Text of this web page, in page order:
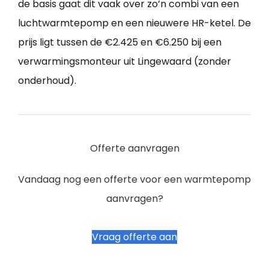
de basis gaat dit vaak over zo’n combi van een
luchtwarmtepomp en een nieuwere HR-ketel. De
prijs ligt tussen de €2.425 en €6.250 bij een
verwarmingsmonteur uit Lingewaard (zonder
onderhoud).
Offerte aanvragen
Vandaag nog een offerte voor een warmtepomp
aanvragen?
Vraag offerte aan